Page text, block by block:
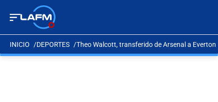
INICIO DEPORTES Theo Walcott, transferido de Arsenal a Everton